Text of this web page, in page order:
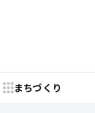
まちづくり